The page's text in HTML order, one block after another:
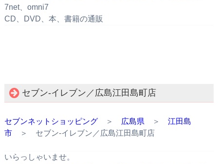
7net、omni7
CD、DVD、本、書籍の通販
セブン‐イレブン／広島江田島町店
セブンネットショッピング＞ 広島県 ＞ 江田島
市＞ セブン‐イレブン／広島江田島町店
いらっしゃいませ。